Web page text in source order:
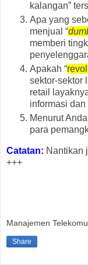
kalangan”
Apa yang
menjual “
memberi
Apakah “
sektor-sektor
retail
informasi
Menurut
para
Catatan: Nantikan
+++
Manajemen
Share